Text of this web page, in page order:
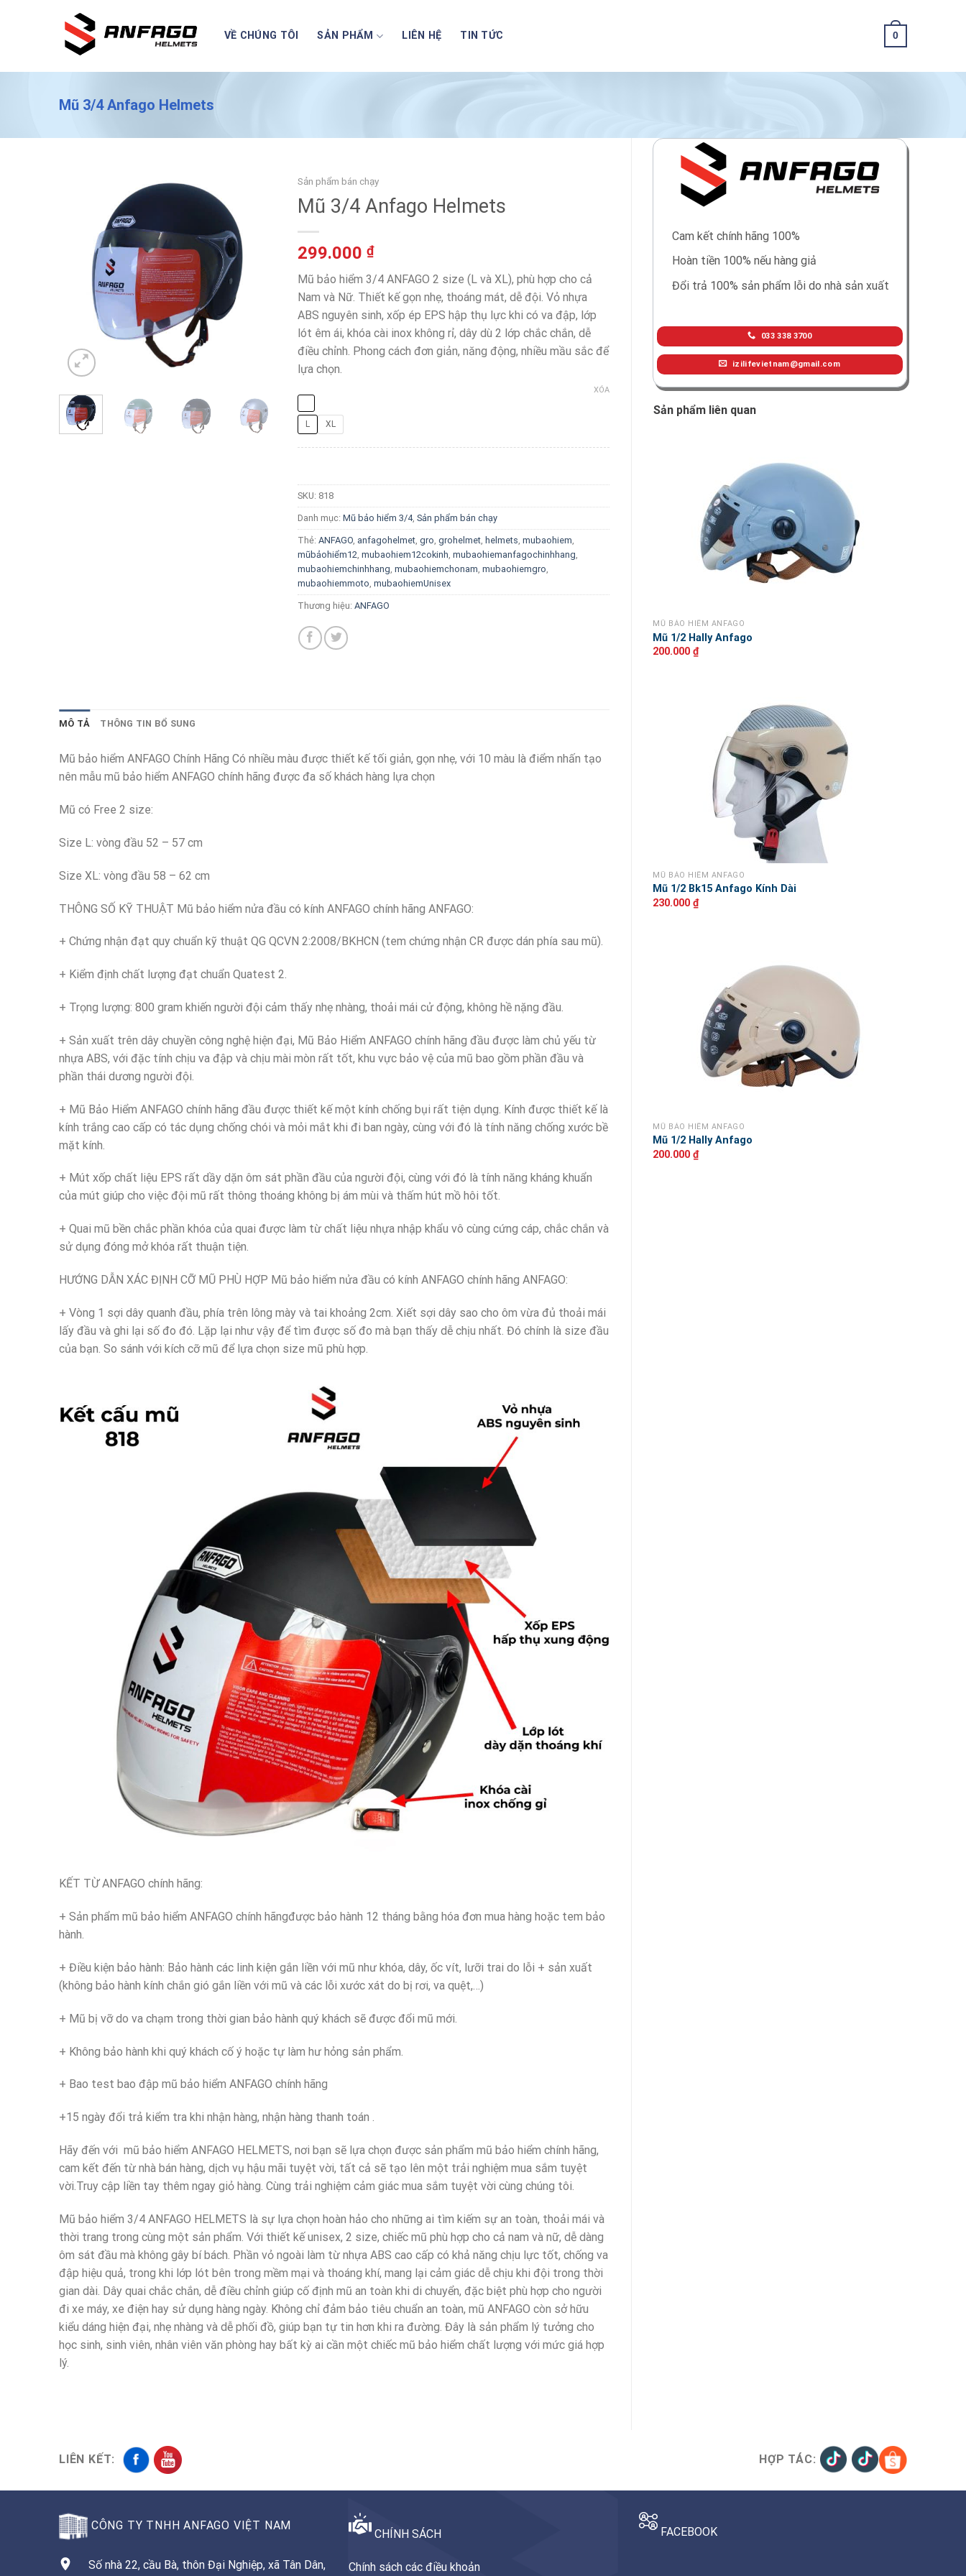
VỀ CHÚNG TÔI SẢN PHẨM LIÊN HỆ TIN TỨC 0
Mũ 3/4 Anfago Helmets
Cam kết chính hãng 100%
Hoàn tiền 100% nếu hàng giả
Đổi trả 100% sản phẩm lỗi do nhà sản xuất
033 338 3700
izilifevietnam@gmail.com
Sản phẩm liên quan
MŨ BẢO HIỂM ANFAGO
Mũ 1/2 Hally Anfago
200.000₫
MŨ BẢO HIỂM ANFAGO
Mũ 1/2 Bk15 Anfago Kính Dài
230.000₫
MŨ BẢO HIỂM ANFAGO
Mũ 1/2 Hally Anfago
200.000₫
Sản phẩm bán chạy
Mũ 3/4 Anfago Helmets
299.000 ₫
Mũ bảo hiểm 3/4 ANFAGO 2 size (L và XL), phù hợp cho cả
Nam và Nữ. Thiết kế gọn nhẹ, thoáng mát, dễ đội. Vỏ nhựa
ABS nguyên sinh, xốp ép EPS hập thụ lực khi có va đập, lớp
lót êm ái, khóa cài inox không rỉ, dây dù 2 lớp chắc chắn, dễ
điều chỉnh. Phong cách đơn giản, năng động, nhiều mầu sắc để
lựa chọn.
L XL
XÓA
SKU: 818
Danh mục: Mũ bảo hiểm 3/4, Sản phẩm bán chạy
Thẻ: ANFAGO, anfagohelmet, gro, grohelmet, helmets, mubaohiem,
mũbảohiểm12, mubaohiem12cokinh, mubaohiemanfagochinhhang,
mubaohiemchinhhang, mubaohiemchonam, mubaohiemgro,
mubaohiemmoto, mubaohiemUnisex
Thương hiệu: ANFAGO
MÔ TẢ THÔNG TIN BỔ SUNG
Mũ bảo hiểm ANFAGO Chính Hãng Có nhiều màu được thiết kế tối giản, gọn nhẹ, với 10 màu là điểm nhấn tạo
nên mẫu mũ bảo hiểm ANFAGO chính hãng được đa số khách hàng lựa chọn
Mũ có Free 2 size:
Size L: vòng đầu 52 – 57 cm
Size XL: vòng đầu 58 – 62 cm
THÔNG SỐ KỸ THUẬT Mũ bảo hiểm nửa đầu có kính ANFAGO chính hãng ANFAGO:
+ Chứng nhận đạt quy chuẩn kỹ thuật QG QCVN 2:2008/BKHCN (tem chứng nhận CR được dán phía sau mũ).
+ Kiểm định chất lượng đạt chuẩn Quatest 2.
+ Trọng lượng: 800 gram khiến người đội cảm thấy nhẹ nhàng, thoải mái cử động, không hề nặng đầu.
+ Sản xuất trên dây chuyền công nghệ hiện đại, Mũ Bảo Hiểm ANFAGO chính hãng đầu được làm chủ yếu từ
nhựa ABS, với đặc tính chịu va đập và chịu mài mòn rất tốt, khu vực bảo vệ của mũ bao gồm phần đầu và
phần thái dương người đội.
+ Mũ Bảo Hiểm ANFAGO chính hãng đầu được thiết kế một kính chống bụi rất tiện dụng. Kính được thiết kế là
kính trắng cao cấp có tác dụng chống chói và mỏi mắt khi đi ban ngày, cùng với đó là tính năng chống xước bề
mặt kính.
+ Mút xốp chất liệu EPS rất dầy dặn ôm sát phần đầu của người đội, cùng với đó là tính năng kháng khuẩn
của mút giúp cho việc đội mũ rất thông thoáng không bị ám mùi và thấm hút mồ hôi tốt.
+ Quai mũ bền chắc phần khóa của quai được làm từ chất liệu nhựa nhập khẩu vô cùng cứng cáp, chắc chắn và
sử dụng đóng mở khóa rất thuận tiện.
HƯỚNG DẪN XÁC ĐỊNH CỠ MŨ PHÙ HỢP Mũ bảo hiểm nửa đầu có kính ANFAGO chính hãng ANFAGO:
+ Vòng 1 sợi dây quanh đầu, phía trên lông mày và tai khoảng 2cm. Xiết sợi dây sao cho ôm vừa đủ thoải mái
lấy đầu và ghi lại số đo đó. Lặp lại như vậy để tìm được số đo mà bạn thấy dễ chịu nhất. Đó chính là size đầu
của bạn. So sánh với kích cỡ mũ để lựa chọn size mũ phù hợp.
KẾT TỪ ANFAGO chính hãng:
+ Sản phẩm mũ bảo hiểm ANFAGO chính hãngđược bảo hành 12 tháng bằng hóa đơn mua hàng hoặc tem bảo
hành.
+ Điều kiện bảo hành: Bảo hành các linh kiện gắn liền với mũ như khóa, dây, ốc vít, lưỡi trai do lỗi + sản xuất
(không bảo hành kính chắn gió gắn liền với mũ và các lỗi xước xát do bị rơi, va quệt,…)
+ Mũ bị vỡ do va chạm trong thời gian bảo hành quý khách sẽ được đổi mũ mới.
+ Không bảo hành khi quý khách cố ý hoặc tự làm hư hỏng sản phẩm.
+ Bao test bao đập mũ bảo hiểm ANFAGO chính hãng
+15 ngày đổi trả kiểm tra khi nhận hàng, nhận hàng thanh toán .
Hãy đến với mũ bảo hiểm ANFAGO HELMETS, nơi bạn sẽ lựa chọn được sản phẩm mũ bảo hiểm chính hãng,
cam kết đến từ nhà bán hàng, dịch vụ hậu mãi tuyệt vời, tất cả sẽ tạo lên một trải nghiệm mua sắm tuyệt
vời.Truy cập liền tay thêm ngay giỏ hàng. Cùng trải nghiệm cảm giác mua sắm tuyệt vời cùng chúng tôi.
Mũ bảo hiểm 3/4 ANFAGO HELMETS là sự lựa chọn hoàn hảo cho những ai tìm kiếm sự an toàn, thoải mái và
thời trang trong cùng một sản phẩm. Với thiết kế unisex, 2 size, chiếc mũ phù hợp cho cả nam và nữ, dễ dàng
ôm sát đầu mà không gây bí bách. Phần vỏ ngoài làm từ nhựa ABS cao cấp có khả năng chịu lực tốt, chống va
đập hiệu quả, trong khi lớp lót bên trong mềm mại và thoáng khí, mang lại cảm giác dễ chịu khi đội trong thời
gian dài. Dây quai chắc chắn, dễ điều chỉnh giúp cố định mũ an toàn khi di chuyển, đặc biệt phù hợp cho người
đi xe máy, xe điện hay sử dụng hàng ngày. Không chỉ đảm bảo tiêu chuẩn an toàn, mũ ANFAGO còn sở hữu
kiểu dáng hiện đại, nhẹ nhàng và dễ phối đồ, giúp bạn tự tin hơn khi ra đường. Đây là sản phẩm lý tưởng cho
học sinh, sinh viên, nhân viên văn phòng hay bất kỳ ai cần một chiếc mũ bảo hiểm chất lượng với mức giá hợp
lý.
LIÊN KẾT: HỢP TÁC:
CÔNG TY TNHH ANFAGO VIỆT NAM
Số nhà 22, cầu Bà, thôn Đại Nghiệp, xã Tân Dân,
CHÍNH SÁCH
Chính sách các điều khoản
FACEBOOK